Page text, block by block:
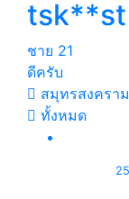
tsk**st
ชาย 21
ดีครับ
สมุทรสงคราม
ทั้งหมด